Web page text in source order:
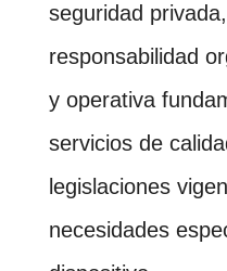
seguridad
responsabilidad
y operativa
servicios de
legislaciones
necesidades